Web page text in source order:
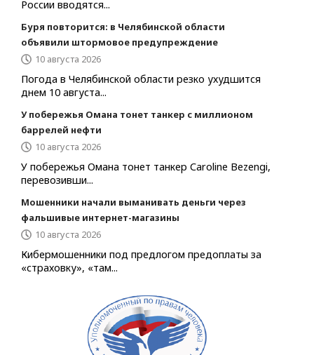
России вводятся...
Буря повторится: в Челябинской области
объявили штормовое предупреждение
10 августа 2026
Погода в Челябинской области резко ухудшится
днем 10 августа...
У побережья Омана тонет танкер с миллионом
баррелей нефти
10 августа 2026
У побережья Омана тонет танкер Caroline Bezengi,
перевозивши...
Мошенники начали выманивать деньги через
фальшивые интернет-магазины
10 августа 2026
Кибермошенники под предлогом предоплаты за
«страховку», «там...